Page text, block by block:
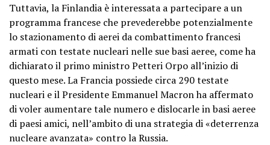
Tuttavia, la Finlandia è interessata a partecipare a un
programma francese che prevederebbe potenzialmente
lo stazionamento di aerei da combattimento francesi
armati con testate nucleari nelle sue basi aeree, come ha
dichiarato il primo ministro Petteri Orpo all’inizio di
questo mese. La Francia possiede circa 290 testate
nucleari e il Presidente Emmanuel Macron ha affermato
di voler aumentare tale numero e dislocarle in basi aeree
di paesi amici, nell’ambito di una strategia di «deterrenza
nucleare avanzata» contro la Russia.